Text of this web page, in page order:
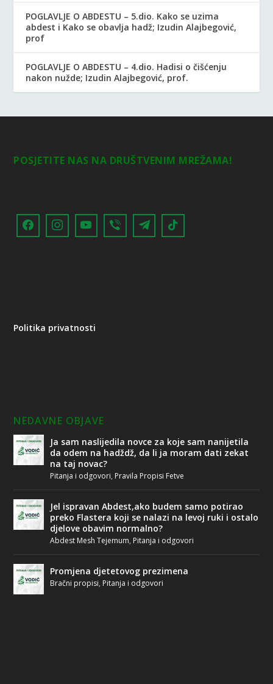
POGLAVLJE O ABDESTU – 5.dio. Kako se uzima
abdest i Kako se obavlja hadž; Izudin Alajbegović,
prof
POGLAVLJE O ABDESTU – 4.dio. Hadisi o čišćenju
nakon nužde; Izudin Alajbegović, prof.
POSJETITE NAS NA DRUŠTVENIM MREŽAMA!
Politika privatnosti
NEDAVNE OBJAVE
Ja sam naslijedila novce za koje sam nanijetila
da odem na hadždž, da li ja moram dati zekat
na taj novac?
Pitanja i odgovori, Pravila Propisi Fetve
Jel ispravan Abdest,ako budem samo potirao
preko Flastera koji se nalazi na levoj ruki i ostalo
djelove obavim normalno?
Abdest Mesh Tejemum, Pitanja i odgovori
Promjena djetetovog prezimena
Bračni propisi, Pitanja i odgovori